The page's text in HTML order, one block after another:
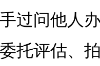
过问他人
托评估、